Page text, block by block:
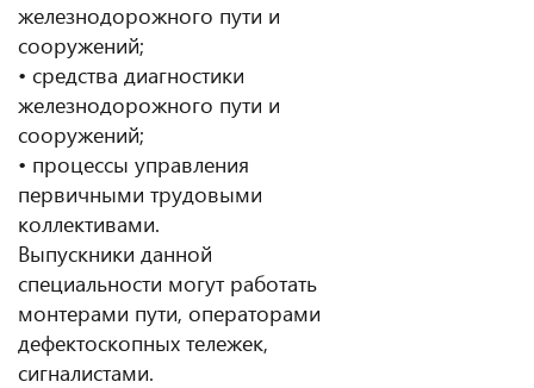
железнодорожного пути и
сооружений;
• средства диагностики
железнодорожного пути и
сооружений;
• процессы управления
первичными трудовыми
коллективами.
Выпускники данной
специальности могут работать
монтерами пути, операторами
дефектоскопных тележек,
сигналистами.